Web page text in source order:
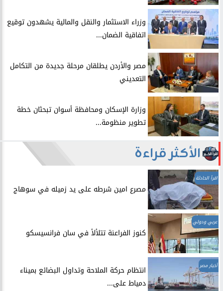
​وزراء الاستثمار والنقل والمالية يشهدون توقيع
اتفاقية الضمان...
​مصر والأردن يطلقان مرحلة جديدة من التكامل
التعديني
وزارة الإسكان ومحافظة أسوان تبحثان خطة
تطوير منظومة...
الأكثر قراءة
اقرأ الحادثة
مصرع امين شرطه على يد زميله في سوهاج
عربي ودولي
​كنوز الفراعنة تتلألأ في سان فرانسيسكو
أخبار مصر
انتظام حركة الملاحة وتداول البضائع بميناء
دمياط على...